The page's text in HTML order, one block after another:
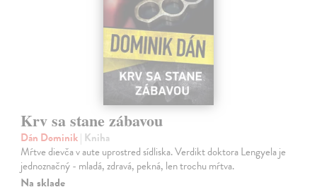
Krv sa stane zábavou
Dán Dominik| Kniha
Mŕtve dievča v aute uprostred sídliska. Verdikt doktora Lengyela je
jednoznačný - mladá, zdravá, pekná, len trochu mŕtva.
Na sklade